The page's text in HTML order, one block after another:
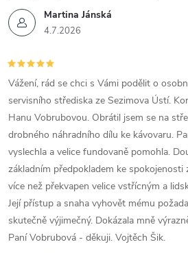
Martina Jánská
4.7.2026
Vážení, rád se chci s Vámi podělit o
servisního střediska ze Sezimova Ústí.
Hanu Vobrubovou. Obrátil jsem se na
drobného náhradního dílu ke kávovaru.
vyslechla a velice fundovaně pomohla.
základním předpokladem ke spokojenosti
více než překvapen velice vstřícným a
Její přístup a snaha vyhovět mému
skutečně výjimečný. Dokázala mně
Paní Vobrubová - děkuji. Vojtěch Šik.